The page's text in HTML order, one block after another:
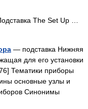
The Set Up …
— подставка Нижняя
для его установки
Тематики приборы
основные узлы и
Синонимы